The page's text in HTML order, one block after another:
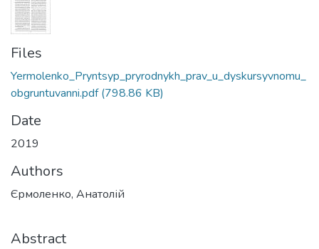
Files
Yermolenko_Pryntsyp_pryrodnykh_prav_u_dyskursyvnomu_
obgruntuvanni.pdf(798.86 KB)
Date
2019
Authors
Єрмоленко, Анатолій
Abstract